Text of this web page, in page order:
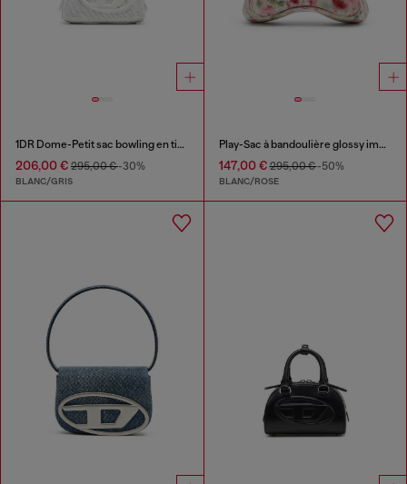
1DR Dome-Petit sac bowling en tissu Lurex
206,00 € 295,00 €-30%
BLANC/GRIS
Play-Sac à bandoulière glossy imprimé
147,00 €295,00 €-50%
BLANC/ROSE